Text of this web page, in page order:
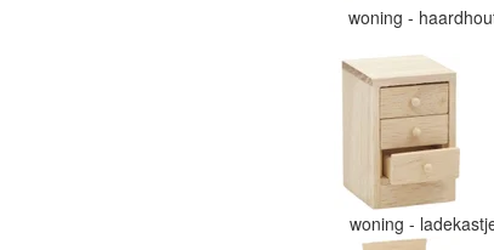
woning -
woning -